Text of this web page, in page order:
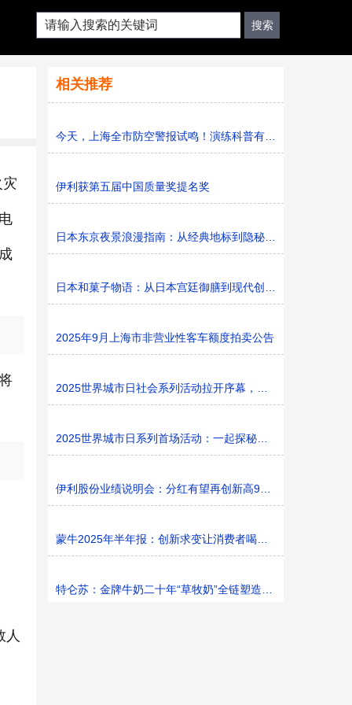
人
相关推荐
今天，上海全市防空警报试鸣！演练科普有序进行，人防意
伊利获第五届中国质量奖提名奖
日本东京夜景浪漫指南：从经典地标到隐秘胜地
日本和菓子物语：从日本宫廷御膳到现代创新的甜蜜传承
2025年9月上海市非营业性客车额度拍卖公告
2025世界城市日社会系列活动拉开序幕，探寻社区花园里的
2025世界城市日系列首场活动：一起探秘家门口的“魔法花园”
伊利股份业绩说明会：分红有望再创新高9%利润率目标不变
蒙牛2025年半年报：创新求变让消费者喝上奶、喝好奶、喝
特仑苏：金牌牛奶二十年“草牧奶”全链塑造有机新矩阵